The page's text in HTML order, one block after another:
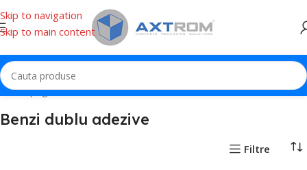
Skip to navigation
Skip to main content
Prima pagină Banda adeziva Benzi dublu adezive
Benzi dublu adezive
Filtre